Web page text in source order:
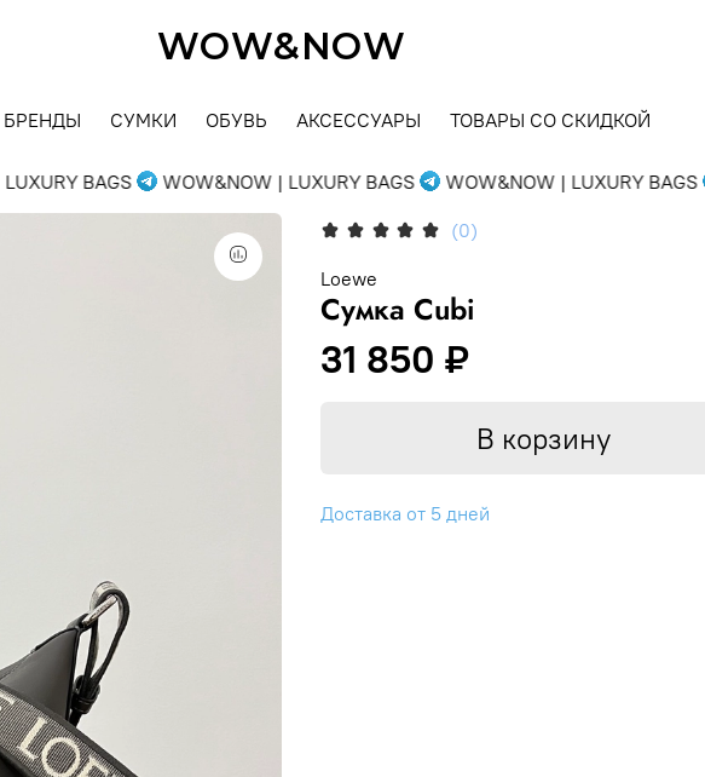
WOW&NOW
БРЕНДЫ СУМКИ ОБУВЬ АКСЕССУАРЫ ТОВАРЫ СО СКИДКОЙ
BAGS WOW&NOW | LUXURY BAGS WOW&NOW | LUXURY BAGS
(0)
Loewe
Сумка Cubi
31 850 ₽
В корзину
Доставка от 5 дней